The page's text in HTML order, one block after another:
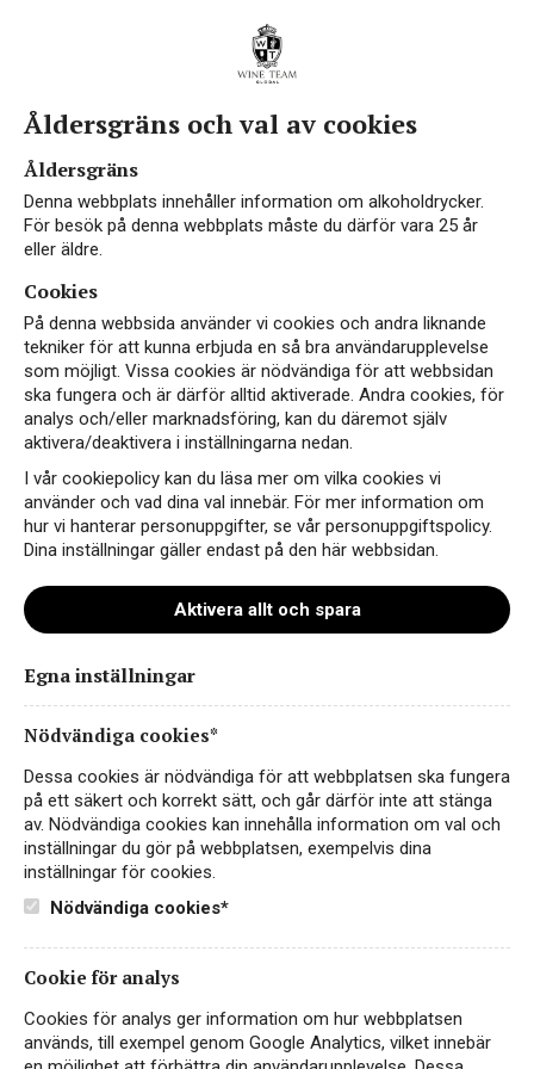
La Vecchia Via Barbaresco small
Instagram
Facebook
Åldersgräns och val av cookies
Åldersgräns
Denna webbplats innehåller information om alkoholdrycker.
För besök på denna webbplats måste du därför vara 25 år
eller äldre.
Cookies
På denna webbsida använder vi cookies och andra liknande
tekniker för att kunna erbjuda en så bra användarupplevelse
som möjligt. Vissa cookies är nödvändiga för att webbsidan
ska fungera och är därför alltid aktiverade. Andra cookies, för
analys och/eller marknadsföring, kan du däremot själv
aktivera/deaktivera i inställningarna nedan.
I vår cookiepolicy kan du läsa mer om vilka cookies vi
använder och vad dina val innebär. För mer information om
hur vi hanterar personuppgifter, se vår personuppgiftspolicy.
Dina inställningar gäller endast på den här webbsidan.
Aktivera allt och spara
Egna inställningar
Nödvändiga cookies*
Dessa cookies är nödvändiga för att webbplatsen ska fungera
på ett säkert och korrekt sätt, och går därför inte att stänga
av. Nödvändiga cookies kan innehålla information om val och
inställningar du gör på webbplatsen, exempelvis dina
inställningar för cookies.
Nödvändiga cookies*
Cookie för analys
Cookies för analys ger information om hur webbplatsen
används, till exempel genom Google Analytics, vilket innebär